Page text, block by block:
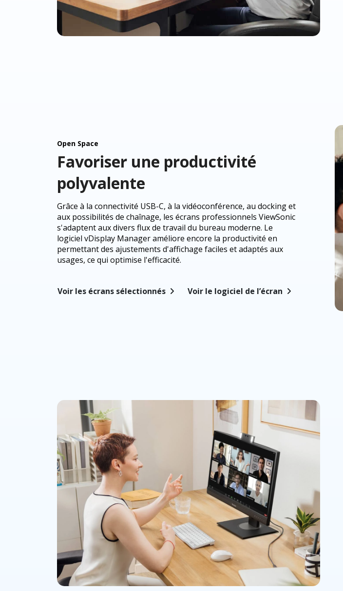
Open Space
Favoriser une productivité
polyvalente
Grâce à la connectivité USB-C, à la vidéoconférence, au docking et
aux possibilités de chaînage, les écrans professionnels ViewSonic
s'adaptent aux divers flux de travail du bureau moderne. Le
logiciel vDisplay Manager améliore encore la productivité en
permettant des ajustements d'affichage faciles et adaptés aux
usages, ce qui optimise l'efficacité.
Voir les écrans sélectionnés Voir le logiciel de l’écran